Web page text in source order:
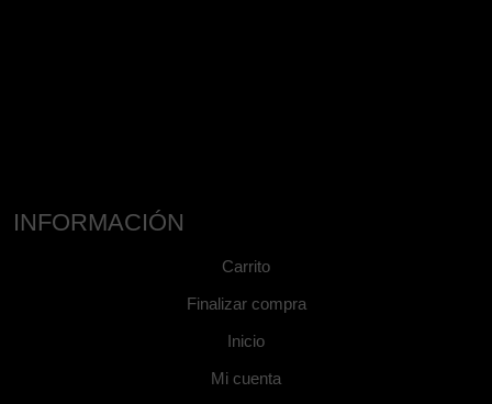
INFORMACIÓN
Carrito
Finalizar compra
Inicio
Mi cuenta